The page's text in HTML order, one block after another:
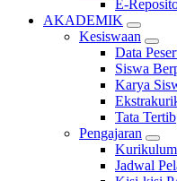
E-
AKADEMIK
Kesiswaan
Data
Siswa
Karya
Tata Tertib
Pengajaran
Kurikulum
Jadwal